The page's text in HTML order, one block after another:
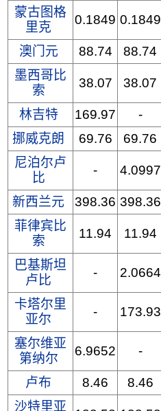
蒙古图格
里克
0.1849 0.1849
澳门元 88.74 88.74
墨西哥比
索
38.07 38.07
林吉特 169.97 -
挪威克朗
69.76 69.76
尼泊尔卢
比
- 4.0997
新西兰元 398.36 398.36
菲律宾比
索
11.94 11.94
巴基斯坦
卢比
- 2.0664
卡塔尔里
亚尔
- 173.93
塞尔维亚
第纳尔
6.9652 -
卢布 8.46 8.46
沙特里亚